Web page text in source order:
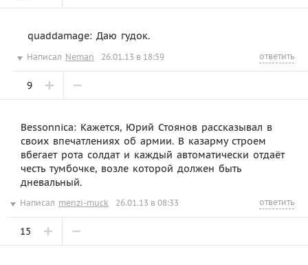
quaddamage: Даю гудок.
Написал Neman 26.01.13 в 18:59 ответить
9
Bessonnica: Кажется, Юрий Стоянов рассказывал в
своих впечатлениях об армии. В казарму строем
вбегает рота солдат и каждый автоматически отдаёт
честь тумбочке, возле которой должен быть
дневальный.
Написал menzi-muck 26.01.13 в 08:33 ответить
15